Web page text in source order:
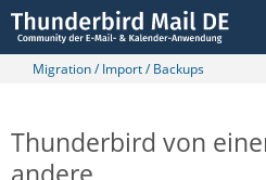
Migration / Import / Backups
Thunderbird von